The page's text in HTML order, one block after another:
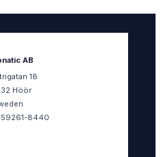
AB
18
Höör
8440